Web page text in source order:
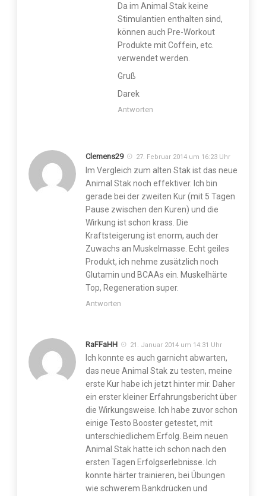
Da im Animal Stak keine
Stimulantien enthalten sind,
können auch Pre-Workout
Produkte mit Coffein, etc.
verwendet werden.
Gruß
Darek
Antworten
Clemens29 27. Februar 2014 um 16:23 Uhr
Im Vergleich zum alten Stak ist das neue
Animal Stak noch effektiver. Ich bin
gerade bei der zweiten Kur (mit 5 Tagen
Pause zwischen den Kuren) und die
Wirkung ist schon krass. Die
Kraftsteigerung ist enorm, auch der
Zuwachs an Muskelmasse. Echt geiles
Produkt, ich nehme zusätzlich noch
Glutamin und BCAAs ein. Muskelhärte
Top, Regeneration super.
Antworten
RaFFaHH 21. Januar 2014 um 14:31 Uhr
Ich konnte es auch garnicht abwarten,
das neue Animal Stak zu testen, meine
erste Kur habe ich jetzt hinter mir. Daher
ein erster kleiner Erfahrungsbericht über
die Wirkungsweise. Ich habe zuvor schon
einige Testo Booster getestet, mit
unterschiedlichem Erfolg. Beim neuen
Animal Stak hatte ich schon nach den
ersten Tagen Erfolgserlebnisse. Ich
konnte härter trainieren, bei Übungen
wie schwerem Bankdrücken und